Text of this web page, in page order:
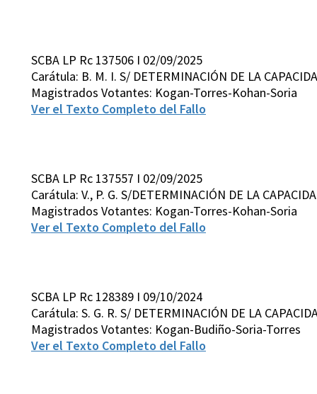
SCBA LP Rc 137506 I 02/09/2025
Carátula: B. M. I. S/ DETERMINACIÓN DE LA
Magistrados Votantes: Kogan-Torres-Kohan-Soria
Ver el Texto Completo del Fallo
SCBA LP Rc 137557 I 02/09/2025
Carátula: V., P. G. S/DETERMINACIÓN DE LA
Magistrados Votantes: Kogan-Torres-Kohan-Soria
Ver el Texto Completo del Fallo
SCBA LP Rc 128389 I 09/10/2024
Carátula: S. G. R. S/ DETERMINACIÓN DE LA
Magistrados Votantes: Kogan-Budiño-Soria-Torres
Ver el Texto Completo del Fallo